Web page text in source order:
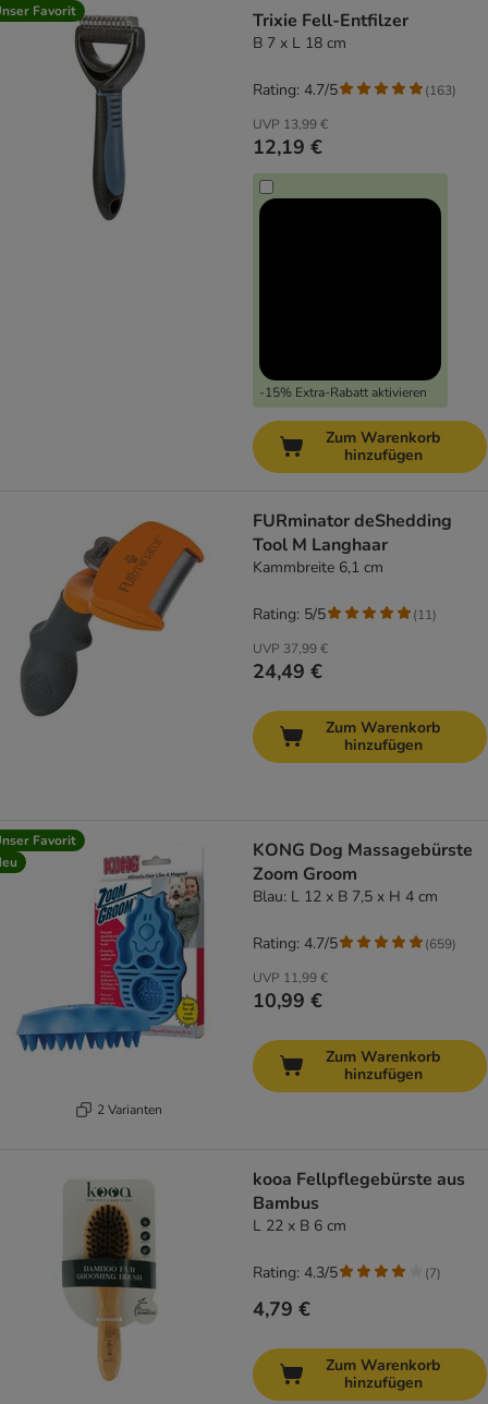
Favorit Trixie Fell-Entfilzer
B 7 x L 18 cm
UVP 13,99 €
12,19 €
-15% Extra-Rabatt aktivieren
Rating: 4.7/5 (163)
Zum Warenkorb
hinzufügen
FURminator deShedding
Tool M Langhaar
Kammbreite 6,1 cm
UVP 37,99 €
24,49 €
Rating: 5/5 (11)
Zum Warenkorb
hinzufügen
Favorit
2 Varianten
KONG Dog Massagebürste
Zoom Groom
Blau: L 12 x B 7,5 x H 4 cm
UVP 11,99 €
10,99 €
Rating: 4.7/5 (659)
Zum Warenkorb
hinzufügen
kooa Fellpflegebürste aus
Bambus
L 22 x B 6 cm
4,79 €
Rating: 4.3/5 (7)
Zum Warenkorb
hinzufügen